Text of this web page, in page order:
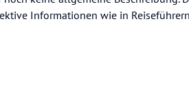
Informationen wie in